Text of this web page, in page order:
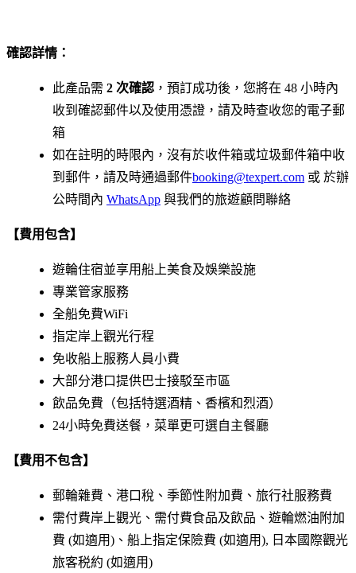
確認詳情：
此產品需 2 次確認 ，預訂成功後，您將在 48 小時內
收到確認郵件以及使用憑證，請及時查收您的電子郵
箱
如在註明的時限內，沒有於收件箱或垃圾郵件箱中收
到郵件，請及時通過郵件booking@texpert.com 或 於辦
公時間內 WhatsApp 與我們的旅遊顧問聯絡
【費用包含】
遊輪住宿並享用船上美食及娛樂設施
專業管家服務
全船免費WiFi
指定岸上觀光行程
免收船上服務人員小費
大部分港口提供巴士接駁至市區
飲品免費（包括特選酒精、香檳和烈酒）
24小時免費送餐，菜單更可選自主餐廳
【費用不包含】
郵輪雜費、港口稅、季節性附加費、旅行社服務費
需付費岸上觀光、需付費食品及飲品、遊輪燃油附加
費 (如適用)、船上指定保險費 (如適用), 日本國際觀光
旅客税約 (如適用)